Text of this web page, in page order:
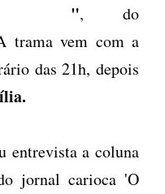
", do
trama vem com a
das 21h, depois
entrevista a coluna
jornal carioca 'O